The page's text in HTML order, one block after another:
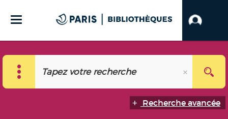
Recherche avancée